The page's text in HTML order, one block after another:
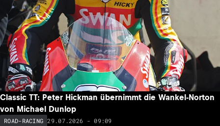
Classic TT: Peter Hickman übernimmt die Wankel-Norton
von Michael Dunlop
ROAD-RACING 29.07.2026 - 09:09